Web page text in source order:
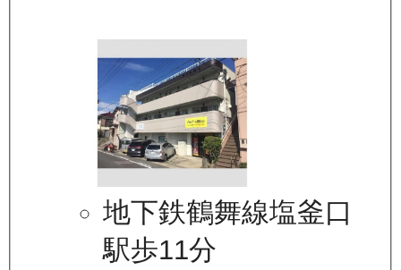
地下鉄鶴舞線塩釜口
駅歩11分